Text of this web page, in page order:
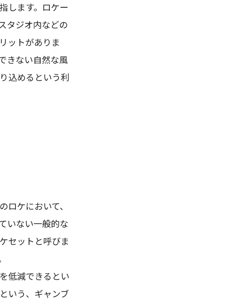
します。ロケー
タジオ内などの
ットがありま
きない自然な風
込めるという利
ケにおいて、
いない一般的な
セットと呼びま
低減できるとい
いう、ギャンブ